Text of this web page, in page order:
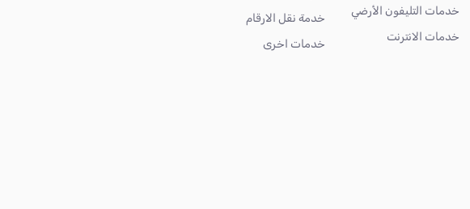
خدمات التليفون الأرضي
خدمات الانترنت
خدمة نقل الارقام
خدمات اخرى